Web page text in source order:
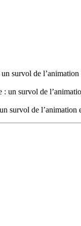
survol de
: un survol de
survol de